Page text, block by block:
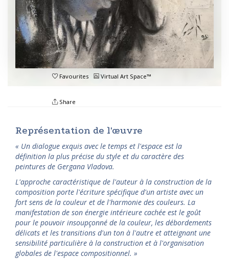
Favourites Virtual Art Space™
Share
Représentation de l'œuvre
« Un dialogue exquis avec le temps et l'espace est la
définition la plus précise du style et du caractère des
peintures de Gergana Vladova.
L'approche caractéristique de l'auteur à la construction de la
composition porte l'écriture spécifique d'un artiste avec un
fort sens de la couleur et de l'harmonie des couleurs. La
manifestation de son énergie intérieure cachée est le goût
pour le pouvoir insoupçonné de la couleur, les débordements
délicats et les transitions d'un ton à l'autre et atteignant une
sensibilité particulière à la construction et à l'organisation
globales de l'espace compositionnel. »